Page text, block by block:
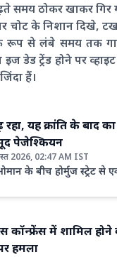
समय ठोकर खाकर गिर
चोट के निशान
रूप से लंबे समय तक
डेड ट्रेंड होने पर
हैं।
रहा, यह क्रांति के बाद
पेजेश्कियन
2026, 02:47 AM IST
के बीच होर्मुज स्ट्रेट से
कॉन्फ्रेंस में शामिल होने
हमला